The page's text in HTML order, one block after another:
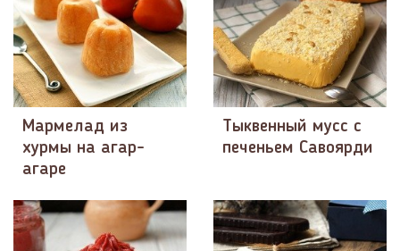
Мармелад из
хурмы на агар-
агаре
Тыквенный мусс с
печеньем Савоярди